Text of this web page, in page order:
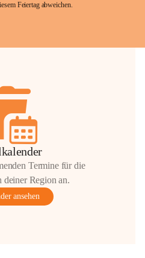
Feiertag abweichen.
Termine für die
Region an.
ansehen